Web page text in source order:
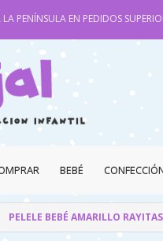
PENÍNSULA EN PEDIDOS
BEBÉ
PELELE BEBÉ AMARILLO RAYITAS